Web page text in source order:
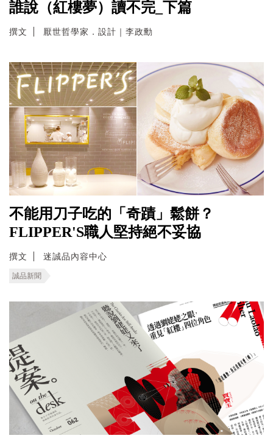
誰說（紅樓夢）讀不完_下篇
撰文 厭世哲學家．設計｜李政勳
不能用刀子吃的「奇蹟」鬆餅？
FLIPPER'S職人堅持絕不妥協
撰文 迷誠品內容中心
誠品新聞